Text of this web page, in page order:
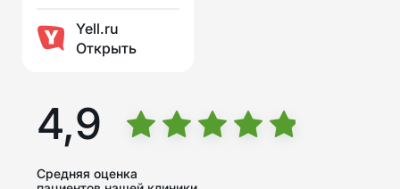
Yell.ru
Открыть
4,9
Средняя оценка